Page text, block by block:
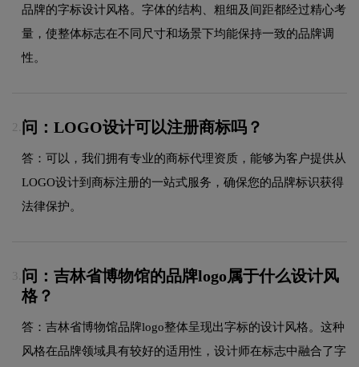
品牌的字标设计风格。字体的结构、粗细及间距都经过精心考
量，使整体标志在不同尺寸和场景下均能保持一致的品牌调
性。
2. 问：LOGO设计可以注册商标吗？
答：可以，我们拥有专业的商标代理资质，能够为客户提供从
LOGO设计到商标注册的一站式服务，确保您的品牌标识获得
法律保护。
3. 问：吉林省博物馆的品牌logo属于什么设计风
格？
答：吉林省博物馆品牌logo整体呈现出字标的设计风格。这种
风格在品牌领域具有较好的适用性，设计师在标志中融合了字